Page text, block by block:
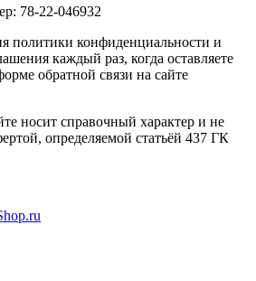
78-22-046932
политики конфиденциальности и
каждый раз, когда оставляете
обратной связи на сайте
носит справочный характер и не
определяемой статьёй 437 ГК